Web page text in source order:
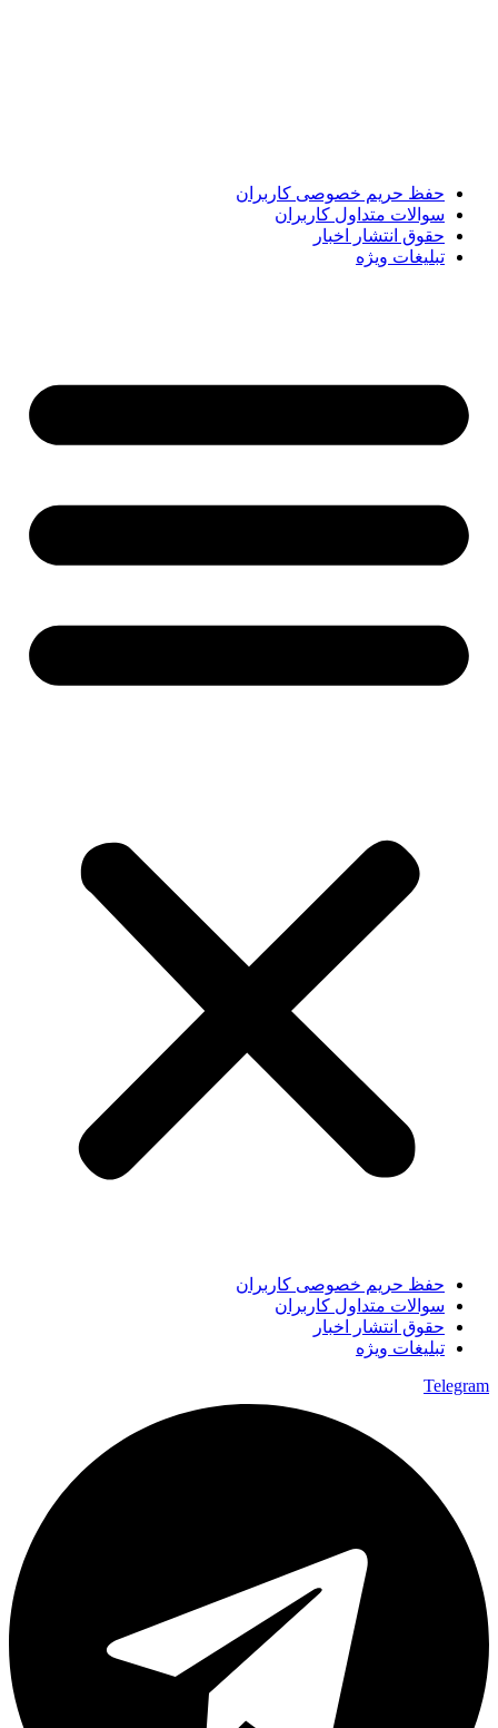
حفظ حریم خصوصی کاربران
سوالات متداول کاربران
حقوق انتشار اخبار
تبلیغات ویژه
حفظ حریم خصوصی کاربران
سوالات متداول کاربران
حقوق انتشار اخبار
تبلیغات ویژه
Telegram